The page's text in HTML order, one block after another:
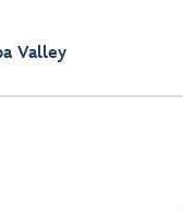
Valley